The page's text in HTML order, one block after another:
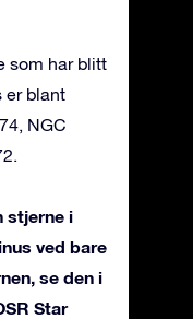
som har blitt
er blant
NGC
stjerne i
ved bare
se den i
Star